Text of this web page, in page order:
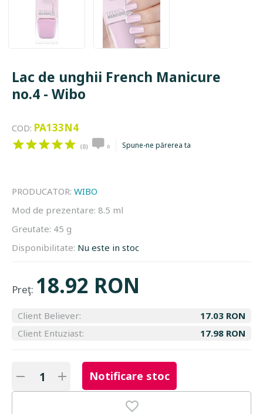
Lac de unghii French Manicure
no.4 - Wibo
COD: PA133N4
(0) 0 Spune-ne părerea ta
PRODUCATOR: WIBO
Mod de prezentare: 8.5 ml
Greutate: 45 g
Disponibilitate: Nu este in stoc
Preţ: 18.92 RON
Client Believer:
17.03 RON
Client Entuziast:
17.98 RON
Notificare stoc